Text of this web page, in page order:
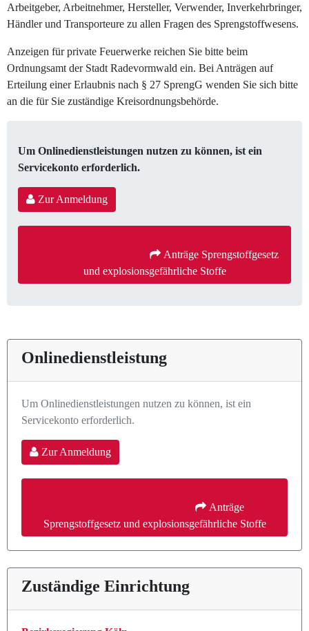
Arbeitgeber, Arbeitnehmer, Hersteller, Verwender, Inverkehrbringer,
Händler und Transporteure zu allen Fragen des Sprengstoffwesens.
Anzeigen für private Feuerwerke reichen Sie bitte beim
Ordnungsamt der Stadt Radevormwald ein. Bei Anträgen auf
Erteilung einer Erlaubnis nach § 27 SprengG wenden Sie sich bitte
an die für Sie zuständige Kreisordnungsbehörde.
Um Onlinedienstleistungen nutzen zu können, ist ein
Servicekonto erforderlich.
Zur Anmeldung
Anträge Sprengstoffgesetz
und explosionsgefährliche Stoffe
Onlinedienstleistung
Um Onlinedienstleistungen nutzen zu können, ist ein
Servicekonto erforderlich.
Zur Anmeldung
Anträge
Sprengstoffgesetz und explosionsgefährliche Stoffe
Zuständige Einrichtung